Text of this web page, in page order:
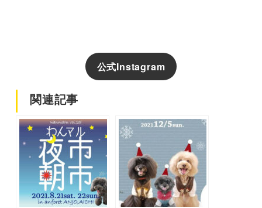
公式Instagram
関連記事